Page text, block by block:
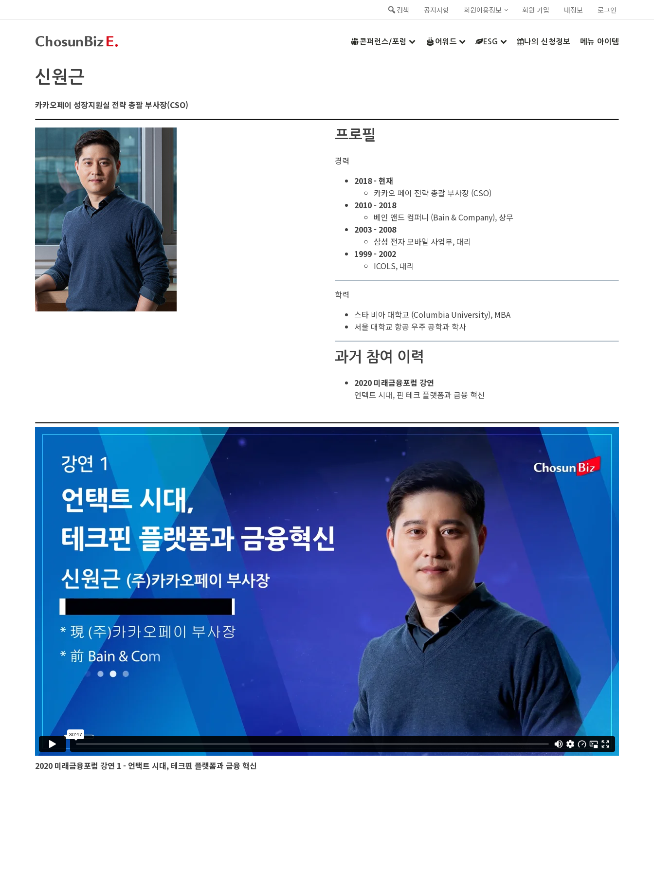
검색 공지사항 회원이용정보 회원 가입 내정보 로그인
콘퍼런스/포럼 어워드 ESG 나의 신청정보 메뉴 아이템
신원근
카카오페이 성장지원실 전략 총괄 부사장(CSO)
프로필
경력
2018 - 현재
카카오 페이 전략 총괄 부사장 (CSO)
2010 - 2018
베인 앤드 컴퍼니 (Bain & Company), 상무
2003 - 2008
삼성 전자 모바일 사업부, 대리
1999 - 2002
ICOLS, 대리
학력
스타 비아 대학교 (Columbia University), MBA
서울 대학교 항공 우주 공학과 학사
과거 참여 이력
2020 미래금융포럼 강연
언텍트 시대, 핀 테크 플랫폼과 금융 혁신
2020 미래금융포럼 강연 1 - 언택트 시대, 테크핀 플랫폼과 금융 혁신